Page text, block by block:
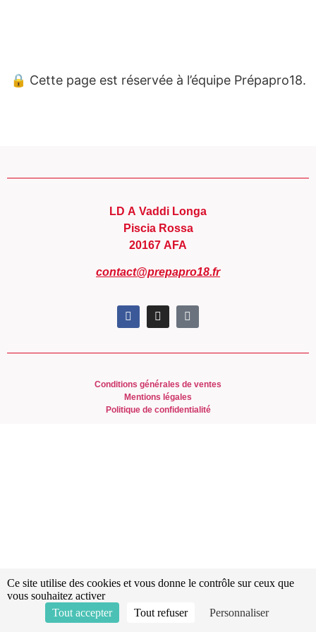
🔒 Cette page est réservée à l’équipe Prépapro18.
LD A Vaddi Longa
Piscia Rossa
20167 AFA
contact@prepapro18.fr
Conditions générales de ventes
Mentions légales
Politique de confidentialité
Ce site utilise des cookies et vous donne le contrôle sur ceux que
vous souhaitez activer
Tout accepter
Tout refuser Personnaliser